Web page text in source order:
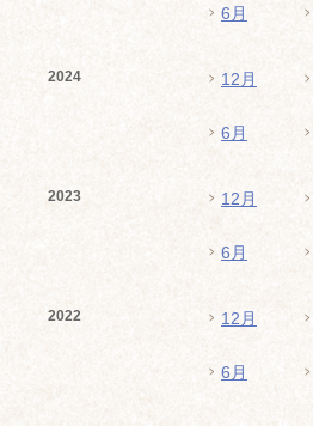
6月
2024 12月
6月
2023 12月
6月
2022 12月
6月